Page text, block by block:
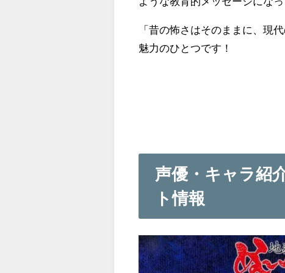
「昔の怖さはそのままに、現
魅力のひとつです！
声優・キャラ紹
ト情報